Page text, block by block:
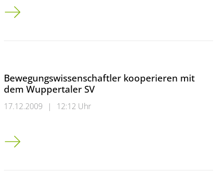
Zweiter Bauabschnitt des Röntgen-Museums kurz vor
Bewegungswissenschaftler kooperieren mit
dem Wuppertaler SV
17.12.2009 | 12:12 Uhr
Bewegungswissenschaftler kooperieren mit dem